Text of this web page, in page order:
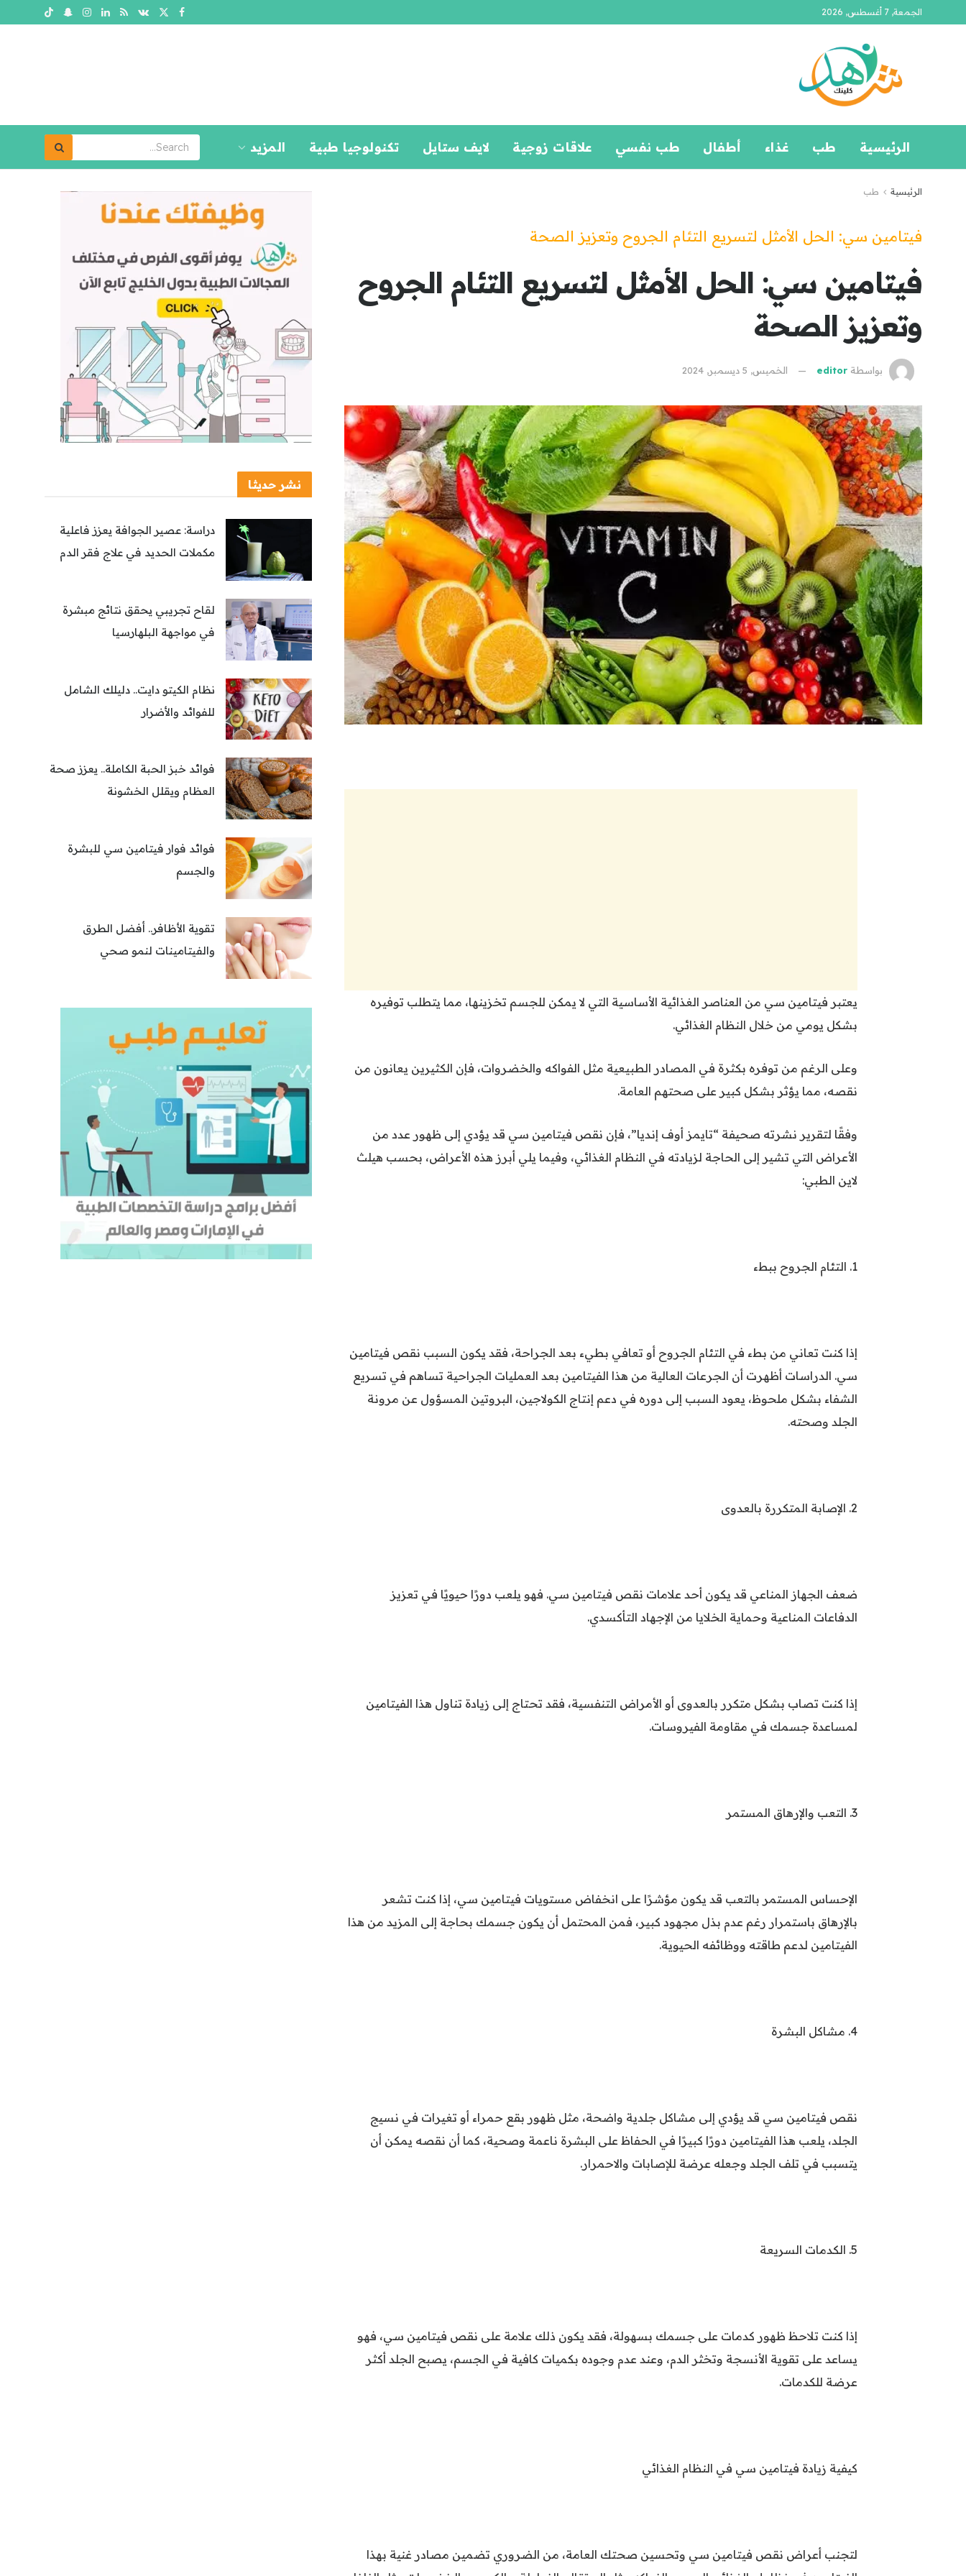
الجمعة, 7 أغسطس, 2026
الرئيسية طب غذاء أطفال طب نفسي علاقات زوجية لايف ستايل تكنولوجيا طبية المزيد
الرئيسية طب
فيتامين سي: الحل الأمثل لتسريع التئام الجروح
وتعزيز الصحة
فيتامين سي: الحل الأمثل لتسريع التئام الجروح وتعزيز الصحة
بواسطةeditor الخميس, 5 ديسمبر, 2024
يعتبر فيتامين سي من العناصر الغذائية الأساسية التي لا يمكن للجسم تخزينها، مما يتطلب توفيره
بشكل يومي من خلال النظام الغذائي.
وعلى الرغم من توفره بكثرة في المصادر الطبيعية مثل الفواكه والخضروات، فإن الكثيرين يعانون من
نقصه، مما يؤثر بشكل كبير على صحتهم العامة.
وفقًا لتقرير نشرته صحيفة “تايمز أوف إنديا”، فإن نقص فيتامين سي قد يؤدي إلى ظهور عدد من
الأعراض التي تشير إلى الحاجة لزيادته في النظام الغذائي، وفيما يلي أبرز هذه الأعراض، بحسب هيلث
لاين الطبي:
1. التئام الجروح ببطء
إذا كنت تعاني من بطء في التئام الجروح أو تعافي بطيء بعد الجراحة، فقد يكون السبب نقص فيتامين
سي. الدراسات أظهرت أن الجرعات العالية من هذا الفيتامين بعد العمليات الجراحية تساهم في تسريع
الشفاء بشكل ملحوظ، يعود السبب إلى دوره في دعم إنتاج الكولاجين، البروتين المسؤول عن مرونة
الجلد وصحته.
2. الإصابة المتكررة بالعدوى
ضعف الجهاز المناعي قد يكون أحد علامات نقص فيتامين سي. فهو يلعب دورًا حيويًا في تعزيز
الدفاعات المناعية وحماية الخلايا من الإجهاد التأكسدي.
إذا كنت تصاب بشكل متكرر بالعدوى أو الأمراض التنفسية، فقد تحتاج إلى زيادة تناول هذا الفيتامين
لمساعدة جسمك في مقاومة الفيروسات.
3. التعب والإرهاق المستمر
الإحساس المستمر بالتعب قد يكون مؤشرًا على انخفاض مستويات فيتامين سي، إذا كنت تشعر
بالإرهاق باستمرار رغم عدم بذل مجهود كبير، فمن المحتمل أن يكون جسمك بحاجة إلى المزيد من هذا
الفيتامين لدعم طاقته ووظائفه الحيوية.
4. مشاكل البشرة
نقص فيتامين سي قد يؤدي إلى مشاكل جلدية واضحة، مثل ظهور بقع حمراء أو تغيرات في نسيج
الجلد، يلعب هذا الفيتامين دورًا كبيرًا في الحفاظ على البشرة ناعمة وصحية، كما أن نقصه يمكن أن
يتسبب في تلف الجلد وجعله عرضة للإصابات والاحمرار.
5. الكدمات السريعة
إذا كنت تلاحظ ظهور كدمات على جسمك بسهولة، فقد يكون ذلك علامة على نقص فيتامين سي، فهو
يساعد على تقوية الأنسجة وتخثر الدم، وعند عدم وجوده بكميات كافية في الجسم، يصبح الجلد أكثر
عرضة للكدمات.
كيفية زيادة فيتامين سي في النظام الغذائي
لتجنب أعراض نقص فيتامين سي وتحسين صحتك العامة، من الضروري تضمين مصادر غنية بهذا
نشر حديثا
دراسة: عصير الجوافة يعزز فاعلية
مكملات الحديد في علاج فقر الدم
لقاح تجريبي يحقق نتائج مبشرة
في مواجهة البلهارسيا
نظام الكيتو دايت.. دليلك الشامل
للفوائد والأضرار
فوائد خبز الحبة الكاملة.. يعزز صحة
العظام ويقلل الخشونة
فوائد فوار فيتامين سي للبشرة
والجسم
تقوية الأظافر.. أفضل الطرق
والفيتامينات لنمو صحي